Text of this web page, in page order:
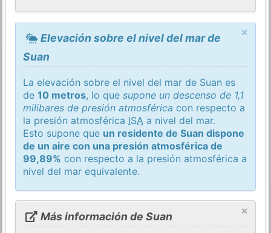
×
Elevación sobre el nivel del mar de
Suan
La elevación sobre el nivel del mar de Suan es
de10 metros, lo quesupone un descenso de 1,1
milibares de presión atmosférica con respecto a
la presión atmosférica ISA a nivel del mar.
Esto supone que un residente de Suan dispone
de un aire con una presión atmosférica de
99,89% con respecto a la presión atmosférica a
nivel del mar equivalente.
×
Más información de Suan